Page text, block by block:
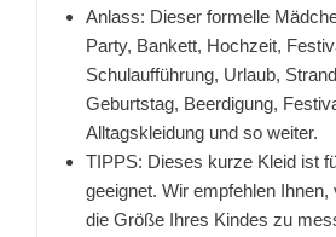
Anlass: Dieser formelle
Party, Bankett, Hochzeit,
Schulaufführung, Urlaub,
Geburtstag, Beerdigung,
Alltagskleidung und so weiter.
TIPPS: Dieses kurze Kleid ist
geeignet. Wir empfehlen
die Größe Ihres Kindes zu